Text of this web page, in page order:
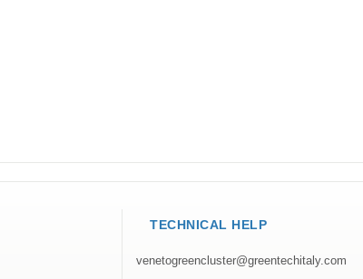
TECHNICAL HELP
venetogreencluster@greentechitaly.com